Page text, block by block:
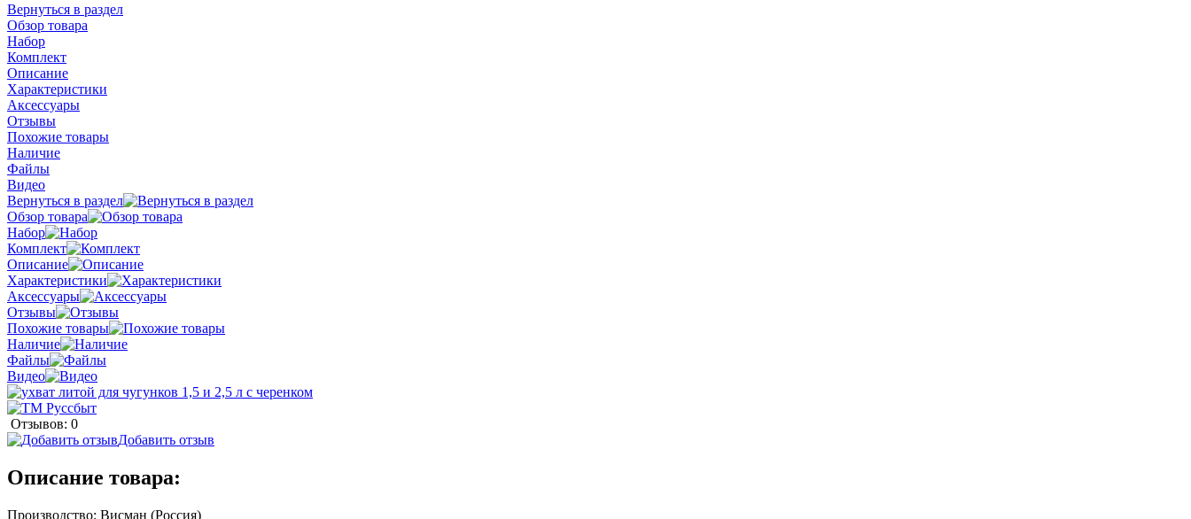
Вернуться в раздел
Обзор товара
Набор
Комплект
Описание
Характеристики
Аксессуары
Отзывы
Похожие товары
Наличие
Файлы
Видео
Вернуться в раздел
Обзор товара
Набор
Комплект
Описание
Характеристики
Аксессуары
Отзывы
Похожие товары
Наличие
Файлы
Видео
Отзывов: 0
Добавить отзыв
Описание товара:
Производство: Висман (Россия)